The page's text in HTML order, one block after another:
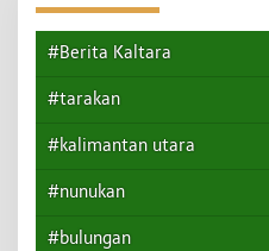
#Berita Kaltara
#tarakan
#kalimantan utara
#nunukan
#bulungan